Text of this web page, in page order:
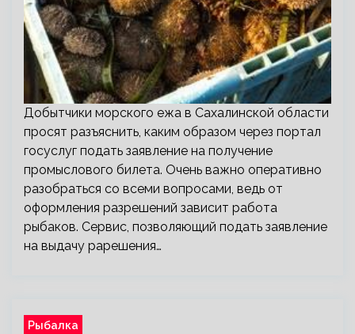
Добытчики морского ежа в Сахалинской области
просят разъяснить, каким образом через портал
госуслуг подать заявление на получение
промыслового билета. Очень важно оперативно
разобраться со всеми вопросами, ведь от
оформления разрешений зависит работа
рыбаков. Сервис, позволяющий подать заявление
на выдачу рарешения…
Рыбалка